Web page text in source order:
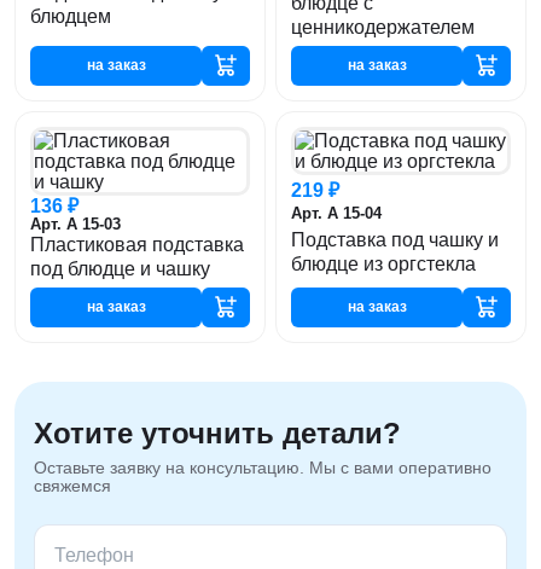
блюдцем
на заказ
ценникодержателем
на заказ
136 ₽
Арт. А 15-03
Пластиковая подставка
под блюдце и чашку
на заказ
219 ₽
Арт. А 15-04
Подставка под чашку и
блюдце из оргстекла
на заказ
Хотите уточнить детали?
Оставьте заявку на консультацию. Мы с вами оперативно
свяжемся